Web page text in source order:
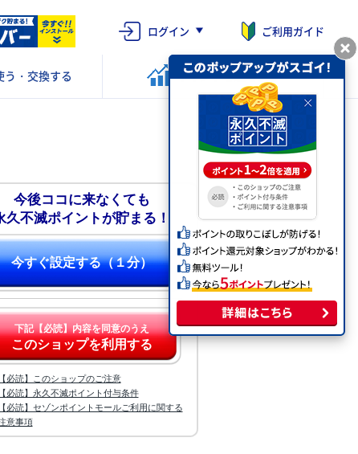
ログイン ご利用ガイド
う・交換する ポイントを運用する
今後ココに来なくても
久不滅ポイントが貯まる！
今すぐ設定する（１分）
下記【必読】内容を同意のうえ
このショップを利用する
【必読】このショップのご注意
【必読】永久不滅ポイント付与条件
【必読】セゾンポイントモールご利用に関する
意事項